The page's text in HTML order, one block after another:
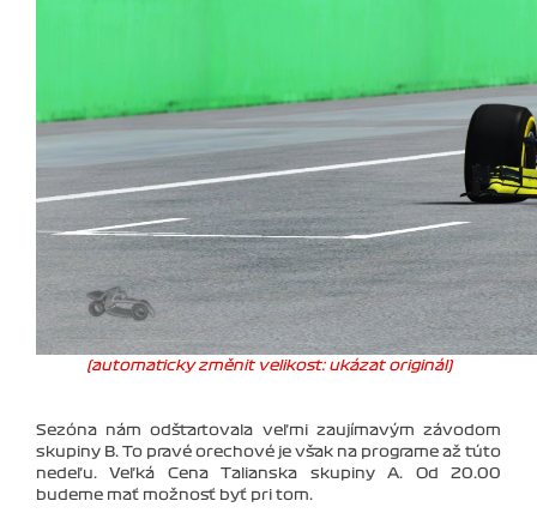
(automaticky změnit velikost: ukázat originál)
Sezóna nám odštartovala veľmi zaujímavým závodom
skupiny B. To pravé orechové je však na programe až túto
nedeľu. Veľká Cena Talianska skupiny A. Od 20.00
budeme mať možnosť byť pri tom.